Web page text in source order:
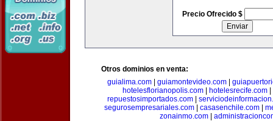
Precio Ofrecido $
Otros dominios en venta:
guialima.com
guiamontevideo.com
hotelesflorianopolis.com| hotelesrecife.com|
repuestosimportados.com|
segurosempresariales.com| casasenchile.com|
zonainmo.com